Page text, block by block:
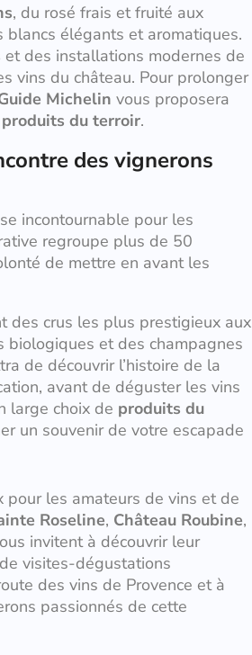
, du rosé frais et fruité aux
élégants et aromatiques.
et des installations modernes de
vins du château. Pour prolonger
Michelin vous proposera
produits du terroir.
des vignerons
incontournable pour les
regroupe plus de 50
de mettre en avant les
des crus les plus prestigieux aux
biologiques et des champagnes
de découvrir l’histoire de la
avant de déguster les vins
large choix de produits du
un souvenir de votre escapade
pour les amateurs de vins et de
Roseline, Château Roubine,
invitent à découvrir leur
visites-dégustations
des vins de Provence et à
passionnés de cette